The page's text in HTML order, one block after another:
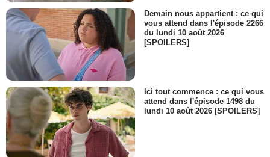
Demain nous appartient : ce qui
vous attend dans l'épisode 2266
du lundi 10 août 2026
[SPOILERS]
Ici tout commence : ce qui vous
attend dans l'épisode 1498 du
lundi 10 août 2026 [SPOILERS]